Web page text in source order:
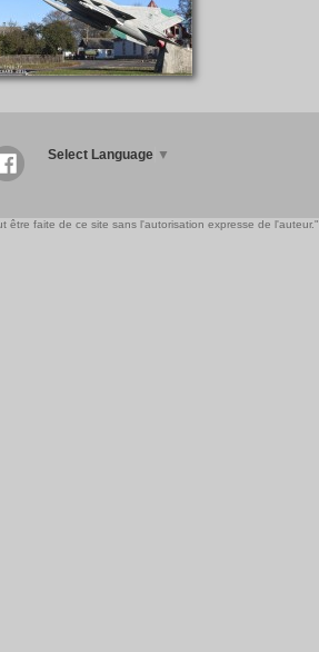
Select Language ▼
faite de ce site sans l'autorisation expresse de l'auteur."